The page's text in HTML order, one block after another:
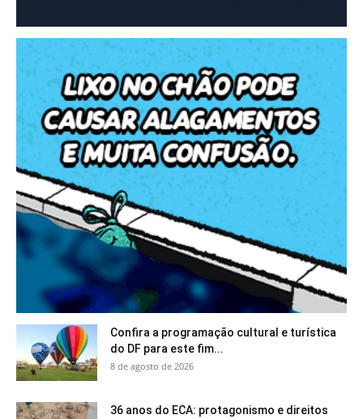
Confira a programação cultural e turística
do DF para este fim...
8 de agosto de 2026
36 anos do ECA: protagonismo e direitos